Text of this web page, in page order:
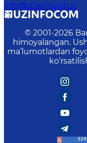
info@uzavtoyul.uz
© 2001-2026
himoyalangan.
ma’lumotlardan